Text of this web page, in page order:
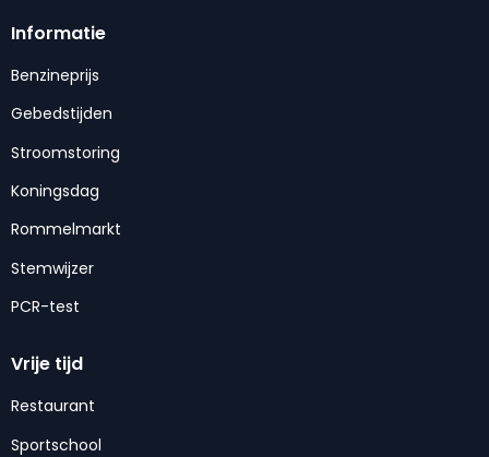
Informatie
Benzineprijs
Gebedstijden
Stroomstoring
Koningsdag
Rommelmarkt
Stemwijzer
PCR-test
Vrije tijd
Restaurant
Sportschool